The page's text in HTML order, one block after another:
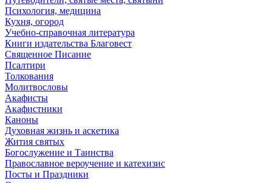
Психология, медицина
Кухня, огород
Учебно-справочная литература
Книги издательства Благовест
Священное Писание
Псалтири
Толкования
Молитвословы
Акафисты
Акафистники
Каноны
Духовная жизнь и аскетика
Жития святых
Богослужение и Таинства
Православное вероучение и катехизис
Посты и Праздники